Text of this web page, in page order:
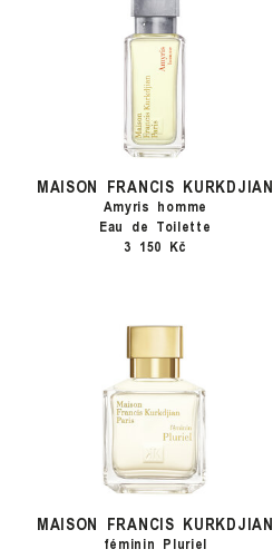
MAISON FRANCIS KURKDJIAN
Amyris homme
Eau de Toilette
3 150 Kč
MAISON FRANCIS KURKDJIAN
féminin Pluriel